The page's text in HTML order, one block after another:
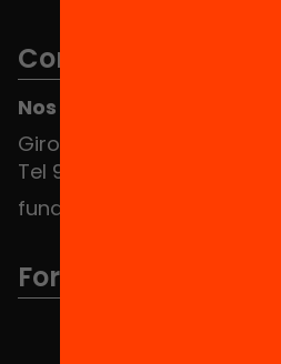
Contacto
Nos puedes encontrar en
Girona 34, interior 08010
Tel 934 588 700
fundacio@equitat.org
Formamos parte